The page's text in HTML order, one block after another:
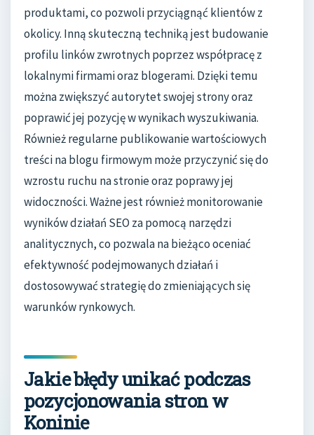
produktami, co pozwoli przyciągnąć klientów z
okolicy. Inną skuteczną techniką jest budowanie
profilu linków zwrotnych poprzez współpracę z
lokalnymi firmami oraz blogerami. Dzięki temu
można zwiększyć autorytet swojej strony oraz
poprawić jej pozycję w wynikach wyszukiwania.
Również regularne publikowanie wartościowych
treści na blogu firmowym może przyczynić się do
wzrostu ruchu na stronie oraz poprawy jej
widoczności. Ważne jest również monitorowanie
wyników działań SEO za pomocą narzędzi
analitycznych, co pozwala na bieżąco oceniać
efektywność podejmowanych działań i
dostosowywać strategię do zmieniających się
warunków rynkowych.
Jakie błędy unikać podczas
pozycjonowania stron w
Koninie